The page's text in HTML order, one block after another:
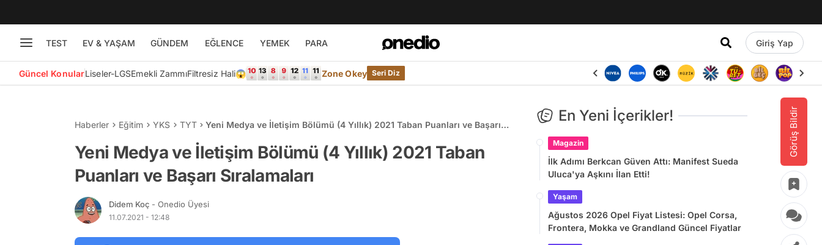
TEST EV & YAŞAM GÜNDEM EĞLENCE YEMEK PARA Giriş Yap
Güncel KonularLiseler-LGSEmekli ZammıFiltresiz Hali😱 Zone Okey Seri Diz
Görüş Bildir
Haberler Eğitim YKS TYT
Yeni Medya ve İletişim Bölümü (4 Yıllık) 2021 Taban Puanları ve Başarı
Yeni Medya ve İletişim Bölümü (4 Yıllık) 2021 Taban
Puanları ve Başarı Sıralamaları
Didem Koç - Onedio Üyesi
11.07.2021 - 12:48
En Yeni İçerikler!
Magazin
İlk Adımı Berkcan Güven Attı: Manifest Sueda
Uluca'ya Aşkını İlan Etti!
Yaşam
Ağustos 2026 Opel Fiyat Listesi: Opel Corsa,
Frontera, Mokka ve Grandland Güncel Fiyatlar